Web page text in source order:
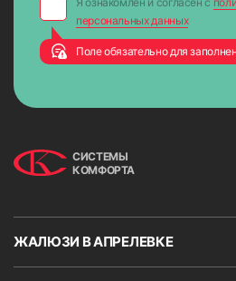
персональных данных
Поле обязательно для
СИСТЕМЫ
КОМФОРТА
ЖАЛЮЗИ В АПРЕЛЕВКЕ